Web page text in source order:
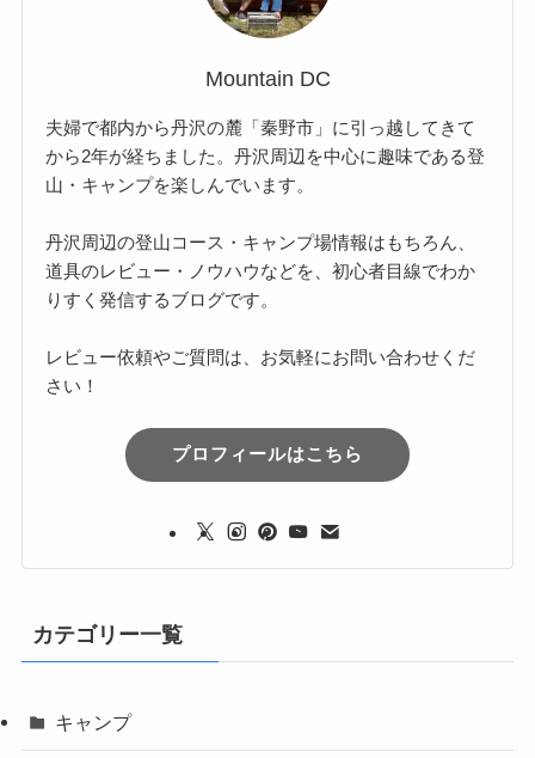
Mountain DC
夫婦で都内から丹沢の麓「秦野市」に引っ越してきて
から2年が経ちました。丹沢周辺を中心に趣味である登
山・キャンプを楽しんでいます。
丹沢周辺の登山コース・キャンプ場情報はもちろん、
道具のレビュー・ノウハウなどを、初心者目線でわか
りすく発信するブログです。
レビュー依頼やご質問は、お気軽にお問い合わせくだ
さい！
プロフィールはこちら
カテゴリー一覧
キャンプ